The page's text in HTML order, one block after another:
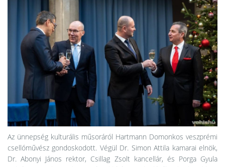
Az ünnepség kulturális műsoráról Hartmann Domonkos veszprémi
csellóművész gondoskodott. Végül Dr. Simon Attila kamarai elnök,
Dr. Abonyi János rektor, Csillag Zsolt kancellár, és Porga Gyula